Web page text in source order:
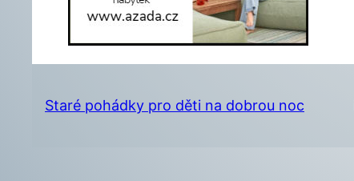
Staré pohádky pro děti na dobrou noc